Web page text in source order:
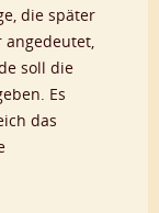
die später
angedeutet,
soll die
Es
das